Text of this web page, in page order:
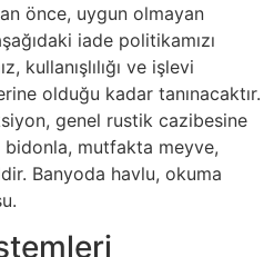
önce, uygun olmayan
iade politikamızı
kullanışlılığı ve işlevi
olduğu kadar tanınacaktır.
genel rustik cazibesine
bidonla, mutfakta meyve,
Banyoda havlu, okuma